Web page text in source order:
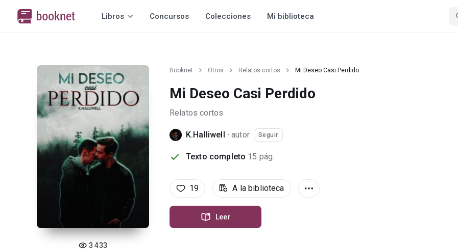
Libros Concursos Colecciones Mi biblioteca
3 433
Booknet Otros Relatos cortos Mi Deseo Casi Perdido
Mi Deseo Casi Perdido
Relatos cortos
K.Halliwell ·autor Seguir
Texto completo 15 pág.
19 A la biblioteca
Leer